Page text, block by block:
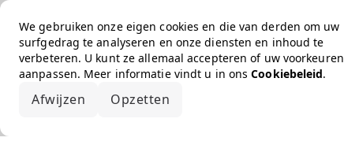
We gebruiken onze eigen cookies en die van derden om uw
surfgedrag te analyseren en onze diensten en inhoud te
verbeteren. U kunt ze allemaal accepteren of uw voorkeuren
aanpassen. Meer informatie vindt u in onsCookiebeleid.
Afwijzen Opzetten